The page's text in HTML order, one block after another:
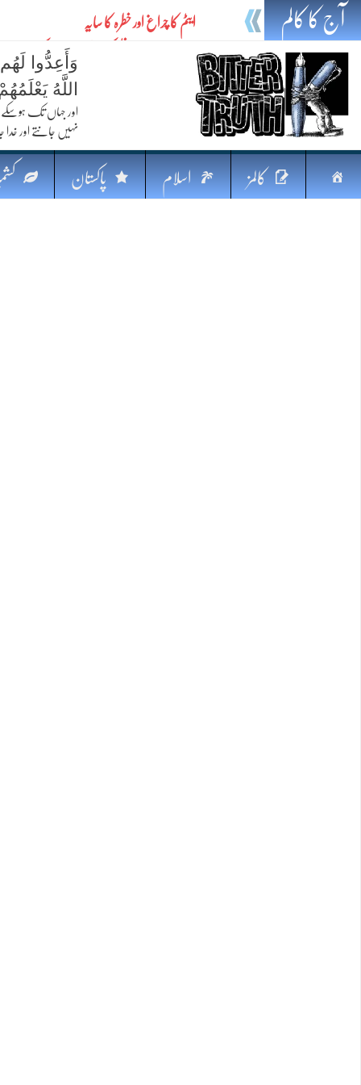
آج کا کالم ایٹم کا چراغ اور خطرہ کا سایہ
تیل،تلواراورتدبر:خلیج کی بدلتی بساط پرپاکستان
ایٹم کا نیا افق: طاقت، سیاست اور مشرقِ وسطیٰ
فکرِ اقبال اورامنِ عالم میں پاکستان کاکردار
جہاں ایک لہر دنیا بدل سکتی ہے
پردہ وبیانیہ
وَأَعِدُّوا
اللَّهُ
اور جہاں تک
نہیں جانتے اور خدا
صفحہ کالمز اسلام پاکستان